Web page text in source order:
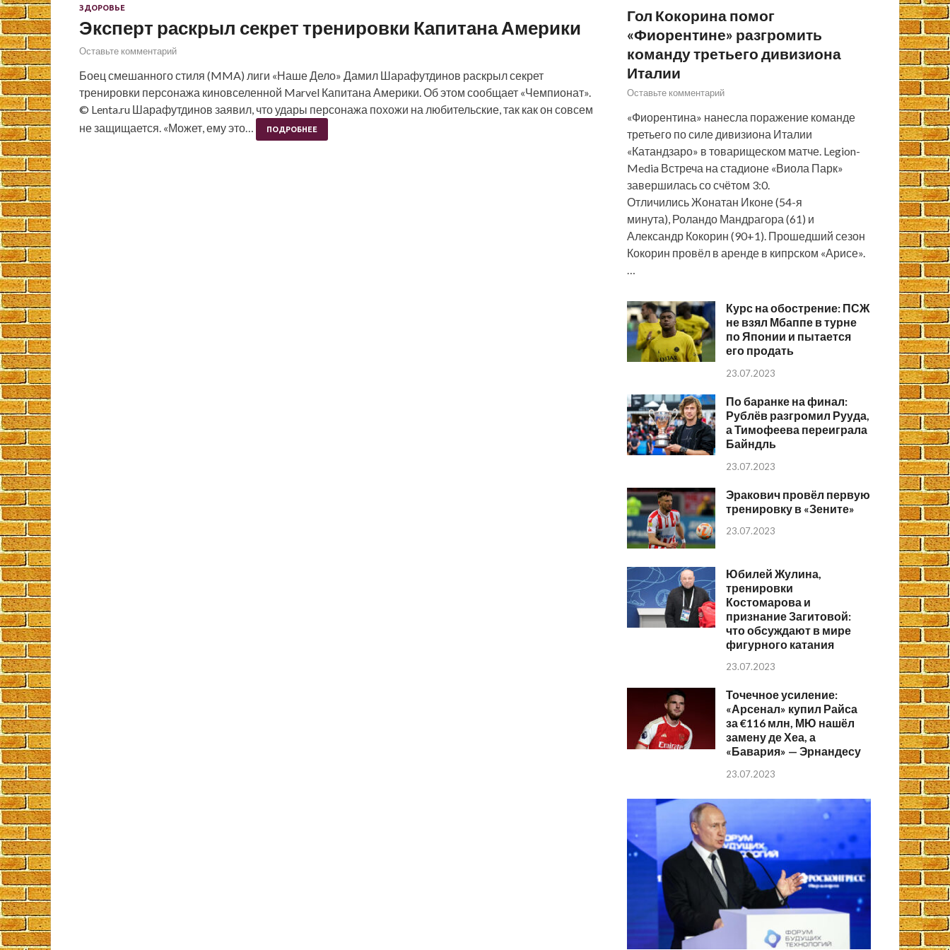
ЗДОРОВЬЕ
Эксперт раскрыл секрет тренировки Капитана Америки
Оставьте комментарий
Боец смешанного стиля (MMA) лиги «Наше Дело» Дамил Шарафутдинов раскрыл секрет
тренировки персонажа киновселенной Marvel Капитана Америки. Об этом сообщает «Чемпионат».
© Lenta.ru Шарафутдинов заявил, что удары персонажа похожи на любительские, так как он совсем
не защищается. «Может, ему это…
ПОДРОБНЕЕ
Гол Кокорина помог
«Фиорентине» разгромить
команду третьего дивизиона
Италии
Оставьте комментарий
«Фиорентина» нанесла поражение команде
третьего по силе дивизиона Италии
«Катандзаро» в товарищеском матче. Legion-
Media Встреча на стадионе «Виола Парк»
завершилась со счётом 3:0.
Отличились Жонатан Иконе (54-я
минута), Роландо Мандрагора (61) и
Александр Кокорин (90+1). Прошедший сезон
Кокорин провёл в аренде в кипрском «Арисе».
…
Курс на обострение: ПСЖ
не взял Мбаппе в турне
по Японии и пытается
его продать
23.07.2023
По баранке на финал:
Рублёв разгромил Рууда,
а Тимофеева переиграла
Байндль
23.07.2023
Эракович провёл первую
тренировку в «Зените»
23.07.2023
Юбилей Жулина,
тренировки
Костомарова и
признание Загитовой:
что обсуждают в мире
фигурного катания
23.07.2023
Точечное усиление:
«Арсенал» купил Райса
за €116 млн, МЮ нашёл
замену де Хеа, а
«Бавария» — Эрнандесу
23.07.2023